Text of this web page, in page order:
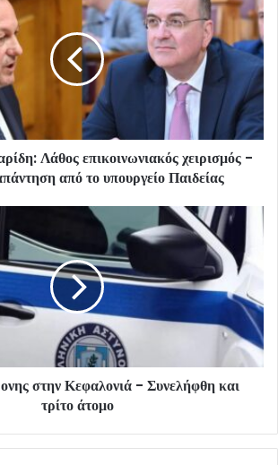
Λάθος επικοινωνιακός χειρισμός -
από το υπουργείο Παιδείας
στην Κεφαλονιά - Συνελήφθη και
τρίτο άτομο